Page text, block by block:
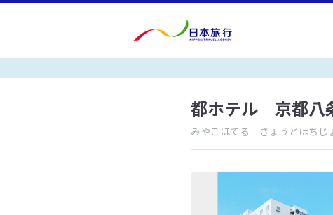
都ホテル 京都八
みやこほてる きょうとはちじ